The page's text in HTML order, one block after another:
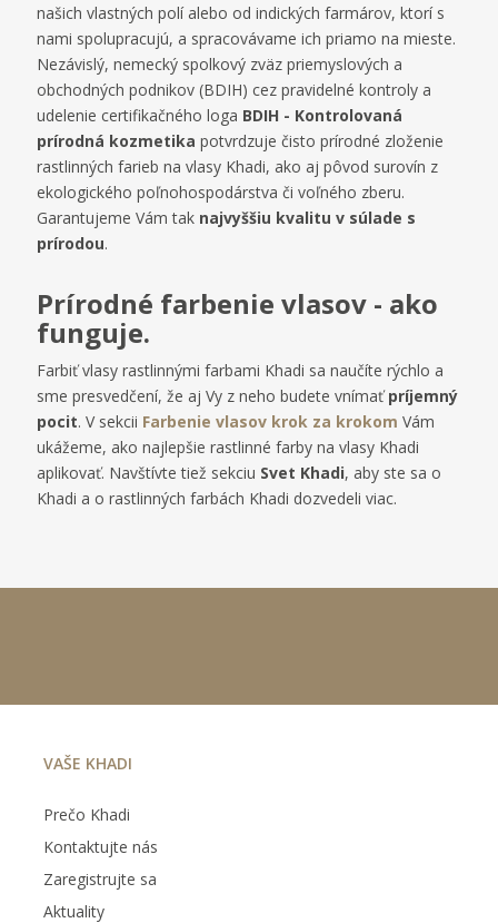
našich vlastných polí alebo od indických farmárov, ktorí s
nami spolupracujú, a spracovávame ich priamo na mieste.
Nezávislý, nemecký spolkový zväz priemyslových a
obchodných podnikov (BDIH) cez pravidelné kontroly a
udelenie certifikačného loga BDIH - Kontrolovaná
prírodná kozmetika potvrdzuje čisto prírodné zloženie
rastlinných farieb na vlasy Khadi, ako aj pôvod surovín z
ekologického poľnohospodárstva či voľného zberu.
Garantujeme Vám tak najvyššiu kvalitu v súlade s
prírodou.
Prírodné farbenie vlasov - ako
funguje.
Farbiť vlasy rastlinnými farbami Khadi sa naučíte rýchlo a
sme presvedčení, že aj Vy z neho budete vnímaťpríjemný
pocit. V sekcii Farbenie vlasov krok za krokom Vám
ukážeme, ako najlepšie rastlinné farby na vlasy Khadi
aplikovať. Navštívte tiež sekciu Svet Khadi, aby ste sa o
Khadi a o rastlinných farbách Khadi dozvedeli viac.
VAŠE KHADI
Prečo Khadi
Kontaktujte nás
Zaregistrujte sa
Aktuality